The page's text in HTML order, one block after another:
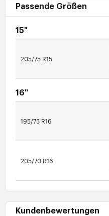
Passende Größen
15"
205/75 R15
16"
195/75 R16
205/70 R16
Kundenbewertungen